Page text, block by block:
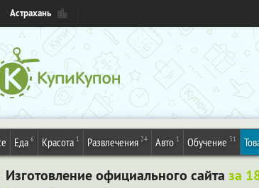
Астрахань
Еда 6 Красота 1 Развлечения 24 Авто 1 Обучение 31
Изготовление официального сайта за